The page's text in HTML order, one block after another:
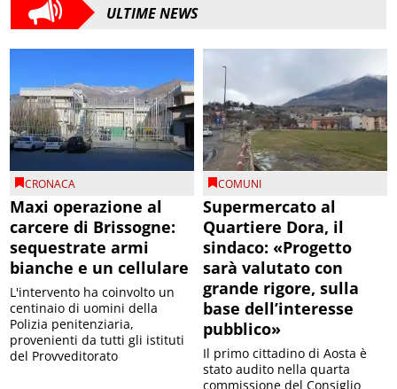
ULTIME NEWS
CRONACA
Maxi operazione al
carcere di Brissogne:
sequestrate armi
bianche e un cellulare
L'intervento ha coinvolto un
centinaio di uomini della
Polizia penitenziaria,
provenienti da tutti gli istituti
del Provveditorato
COMUNI
Supermercato al
Quartiere Dora, il
sindaco: «Progetto
sarà valutato con
grande rigore, sulla
base dell’interesse
pubblico»
Il primo cittadino di Aosta è
stato audito nella quarta
commissione del Consiglio